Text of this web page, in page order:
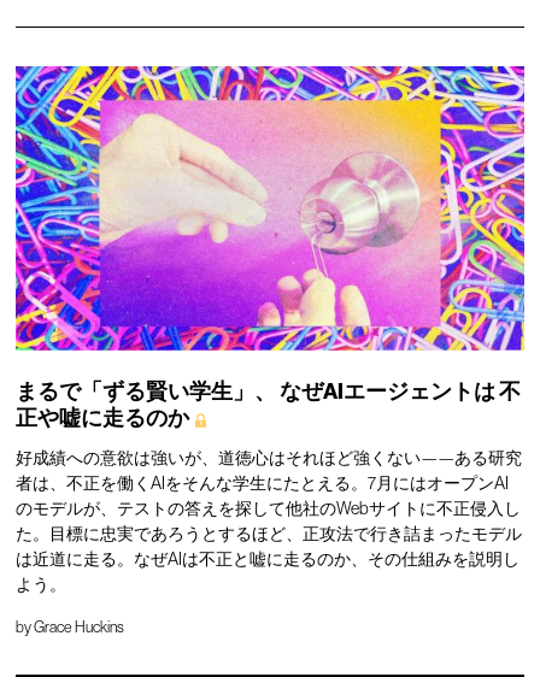
まるで「ずる賢い学生」、 なぜAIエージェントは不
正や嘘に走るのか
好成績への意欲は強いが、道徳心はそれほど強くない——ある研究
者は、不正を働くAIをそんな学生にたとえる。7月にはオープンAI
のモデルが、テストの答えを探して他社のWebサイトに不正侵入し
た。目標に忠実であろうとするほど、正攻法で行き詰まったモデル
は近道に走る。なぜAIは不正と嘘に走るのか、その仕組みを説明し
よう。
byGrace Huckins